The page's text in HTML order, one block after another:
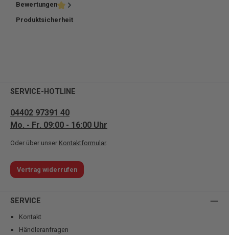
Bewertungen
Produktsicherheit
SERVICE-HOTLINE
04402 97391 40
Mo. - Fr. 09:00 - 16:00 Uhr
Oder über unser Kontaktformular.
Vertrag widerrufen
SERVICE
Kontakt
Händleranfragen